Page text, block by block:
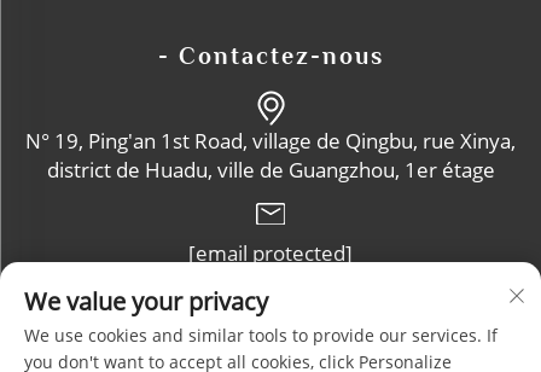
- Contactez-nous
N° 19, Ping'an 1st Road, village de Qingbu, rue Xinya,
district de Huadu, ville de Guangzhou, 1er étage
[email protected]
+86-13632102114
We value your privacy
We use cookies and similar tools to provide our services. If
you don't want to accept all cookies, click Personalize